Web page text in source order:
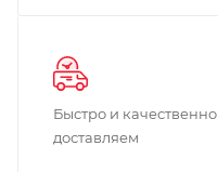
Быстро и качественно
доставляем